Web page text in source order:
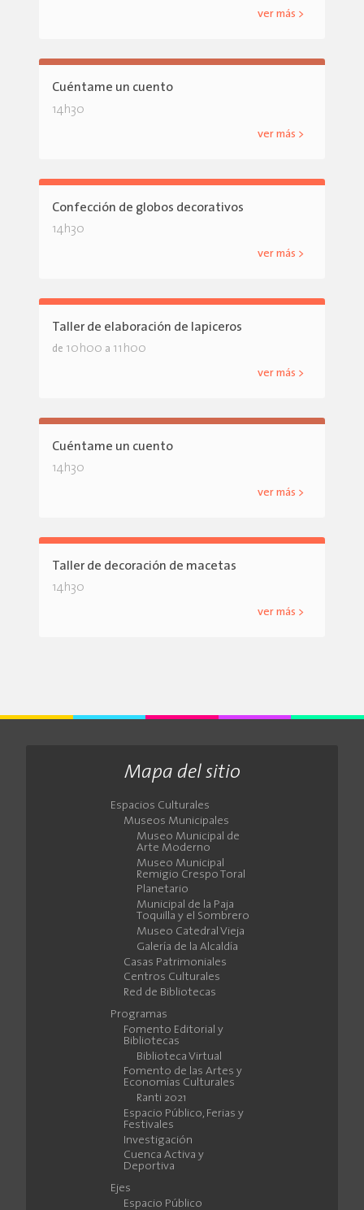
ver más >
Cuéntame un cuento
14h30
ver más >
Confección de globos decorativos
14h30
ver más >
Taller de elaboración de lapiceros
de 10h00 a 11h00
ver más >
Cuéntame un cuento
14h30
ver más >
Taller de decoración de macetas
14h30
ver más >
Mapa del sitio
Espacios Culturales
Museos Municipales
Museo Municipal de
Arte Moderno
Museo Municipal
Remigio Crespo Toral
Planetario
Municipal de la Paja
Toquilla y el Sombrero
Museo Catedral Vieja
Galería de la Alcaldía
Casas Patrimoniales
Centros Culturales
Red de Bibliotecas
Programas
Fomento Editorial y
Bibliotecas
Biblioteca Virtual
Fomento de las Artes y
Economías Culturales
Ranti 2021
Espacio Público, Ferias y
Festivales
Investigación
Cuenca Activa y
Deportiva
Ejes
Espacio Público